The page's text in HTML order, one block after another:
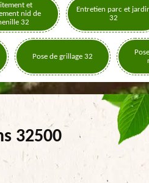
et
nid de
32
Entretien parc et
32
Pose de grillage 32
32500